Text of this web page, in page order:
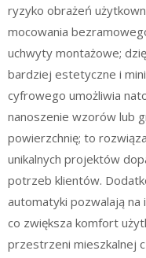
ryzyko obrażeń
mocowania
uchwyty montażowe;
bardziej estetyczne i
cyfrowego umożliwia
nanoszenie wzorów lub
powierzchnię; to
unikalnych projektów
potrzeb klientów.
automatyki pozwalają
co zwiększa komfort
przestrzeni mieszkalnej